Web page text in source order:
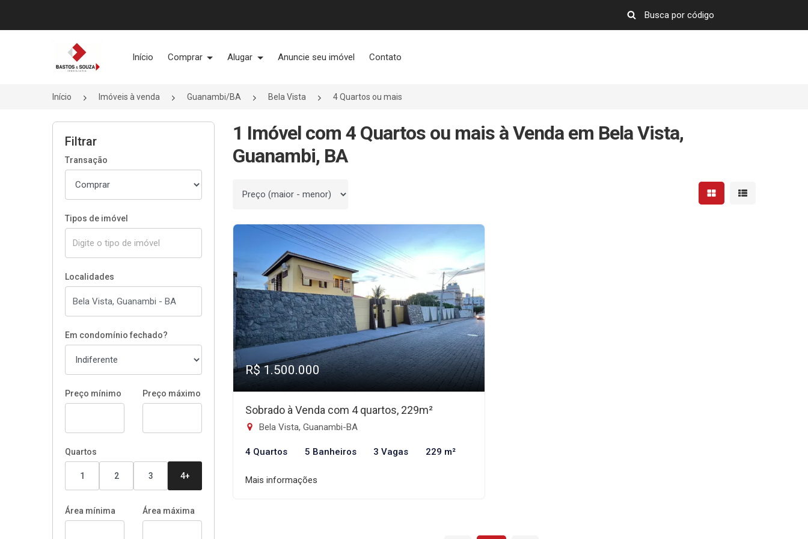
Página inicial
Início Comprar Alugar Anuncie seu imóvel Contato
Início Imóveis à venda Guanambi/BA Bela Vista 4 Quartos ou mais
Filtrar
Transação
Tipos de imóvel
Localidades
Em condomínio fechado?
Preço mínimo Preço máximo
Quartos
1 2 3 4+
Área mínima Área máxima
1 Imóvel com 4 Quartos ou mais à Venda em Bela Vista,
Guanambi, BA
Ordenar por Mostrar resultados em
Mostrar
R$ 1.500.000
Sobrado à Venda com 4 quartos, 229m²
Bela Vista, Guanambi-BA
4 Quartos 5 Banheiros 3 Vagas 229 m²
Mais informações